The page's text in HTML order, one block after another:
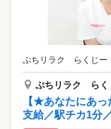
ぷちリラク らくじー
ぷちリラク らく
【★あなたにあ
支給／駅チカ1分